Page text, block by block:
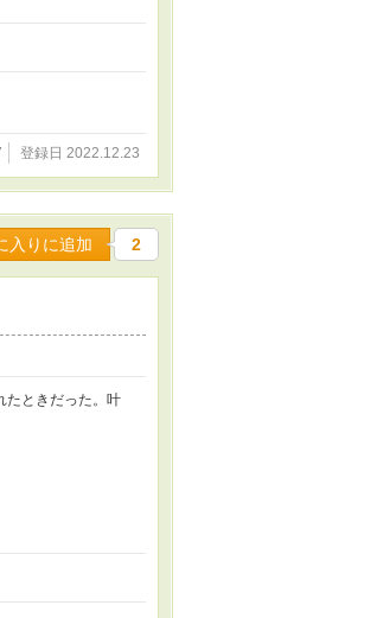
登録日 2022.12.23
入りに追加 2
たときだった。叶